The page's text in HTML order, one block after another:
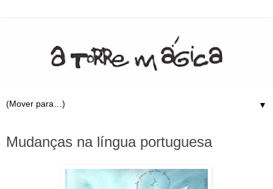
▼
Mudanças na língua portuguesa